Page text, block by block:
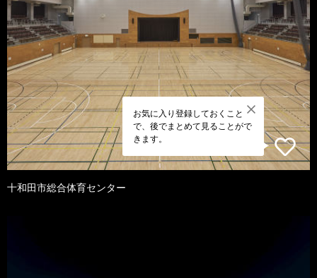
お気に入り登録しておくこと
で、後でまとめて見ることがで
きます。
十和田市総合体育センター